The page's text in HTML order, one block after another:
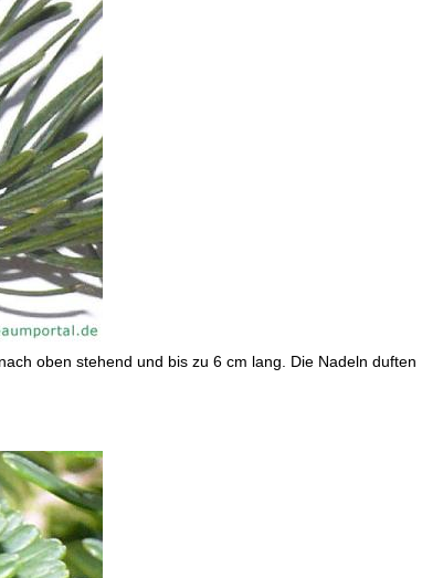
oben stehend und bis zu 6 cm lang. Die Nadeln duften